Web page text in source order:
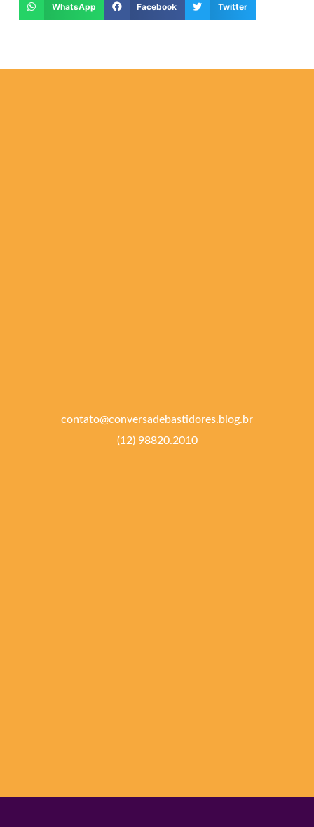
WhatsApp Facebook Twitter
contato@conversadebastidores.blog.br
(12) 98820.2010